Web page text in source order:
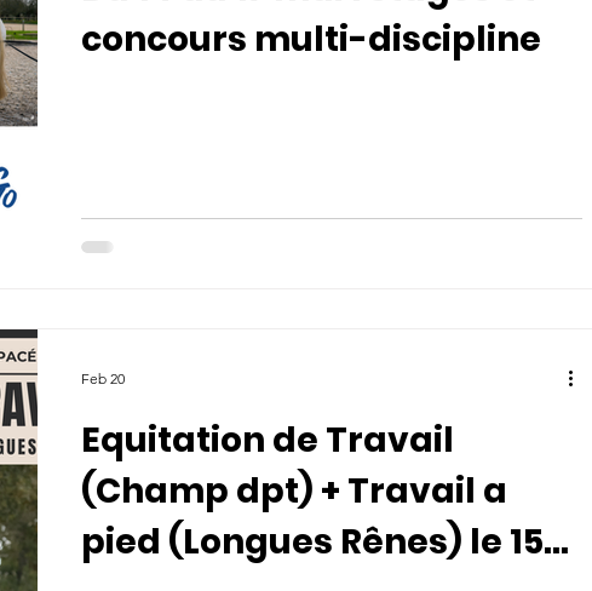
concours multi-discipline
Equitation de Travail
(Champ dpt) + Travail a
pied (Longues Rênes) le 15
Feb 20